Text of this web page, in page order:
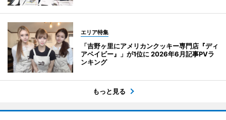
エリア特集
「吉野ヶ里にアメリカンクッキー専門店『ディ
アベイビー』」が1位に 2026年6月記事PVラ
ンキング
もっと見る